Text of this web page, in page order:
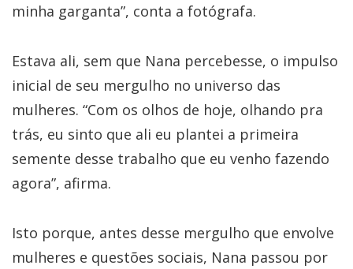
minha garganta”, conta a fotógrafa.
Estava ali, sem que Nana percebesse, o impulso
inicial de seu mergulho no universo das
mulheres. “Com os olhos de hoje, olhando pra
trás, eu sinto que ali eu plantei a primeira
semente desse trabalho que eu venho fazendo
agora”, afirma.
Isto porque, antes desse mergulho que envolve
mulheres e questões sociais, Nana passou por